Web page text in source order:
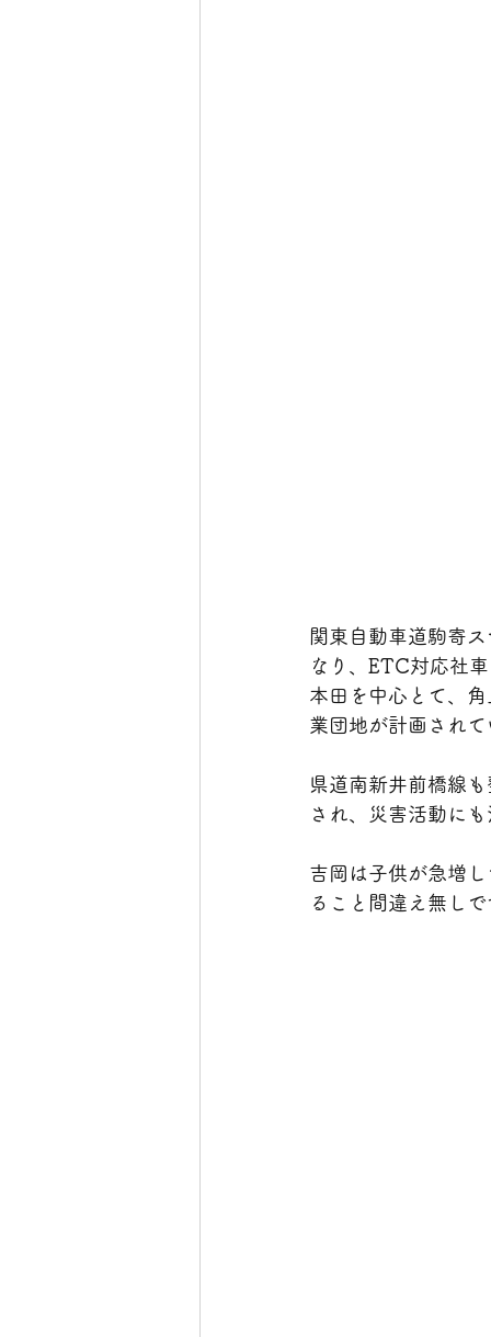
関東自動車道駒寄
なり、ETC対応社
本田を中心とて、
業団地が計画され
県道南新井前橋線
され、災害活動に
吉岡は子供が急増
ること間違え無し